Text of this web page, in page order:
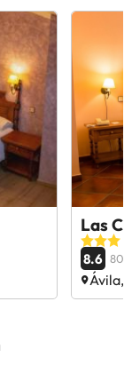
Las
8.6
Ávila,